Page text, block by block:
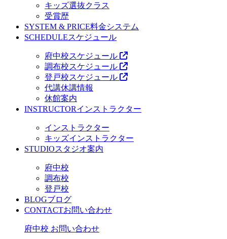
キッズ選抜クラス
受賞歴
SYSTEM & PRICE料金システム
SCHEDULEスケジュール
府中校スケジュール
調布校スケジュール
登戸校スケジュール
代講休講情報
休館案内
INSTRUCTORインストラクター
インストラクター
キッズインストラクター
STUDIOスタジオ案内
府中校
調布校
登戸校
BLOGブログ
CONTACTお問い合わせ
府中校 お問い合わせ